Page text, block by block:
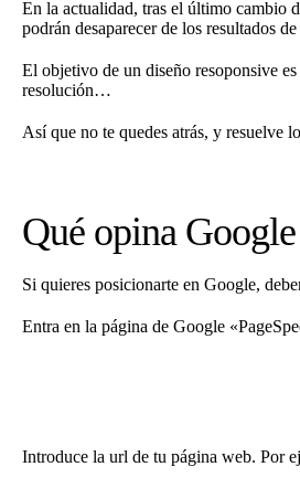
En la actualidad, tras el último cambio
podrán desaparecer de los resultados
El objetivo de un diseño resoponsive
resolución…
Así que no te quedes atrás, y resuelve
Qué opina
Si quieres posicionarte en Google,
Entra en la página de Google
Introduce la url de tu página web. Por